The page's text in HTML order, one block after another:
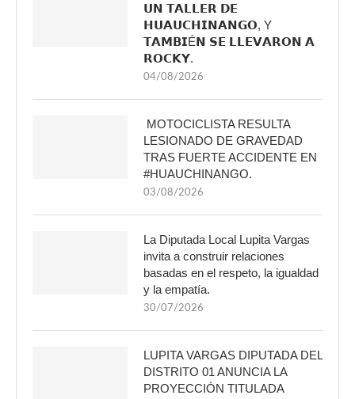
𝗨𝗡 𝗧𝗔𝗟𝗟𝗘𝗥 𝗗𝗘
𝗛𝗨𝗔𝗨𝗖𝗛𝗜𝗡𝗔𝗡𝗚𝗢, Y
𝗧𝗔𝗠𝗕𝗜É𝗡 𝗦𝗘 𝗟𝗟𝗘𝗩𝗔𝗥𝗢𝗡 𝗔
𝗥𝗢𝗖𝗞𝗬.
04/08/2026
MOTOCICLISTA RESULTA
LESIONADO DE GRAVEDAD
TRAS FUERTE ACCIDENTE EN
#HUAUCHINANGO.
03/08/2026
La Diputada Local Lupita Vargas
invita a construir relaciones
basadas en el respeto, la igualdad
y la empatía.
30/07/2026
LUPITA VARGAS DIPUTADA DEL
DISTRITO 01 ANUNCIA LA
PROYECCIÓN TITULADA